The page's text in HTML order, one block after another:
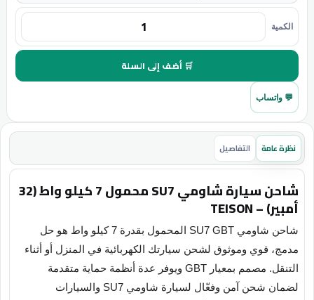
الكمية
🛒 أضف إلى السلة
💬 واتساب
نظرة عامة التفاصيل
شاحن سيارة شاومي SU7 محمول 7 كيلو واط (32
أمبير) – TEISON
شاحن شاومي SU7 GBT المحمول بقدرة 7 كيلو واط هو حل
مدمج، قوي وموثوق لشحن سيارتك الكهربائية في المنزل أو أثناء
التنقل. مصمم بمعيار GBT ويوفر عدة أنظمة حماية متقدمة
لضمان شحن آمن وفعّال لسيارة شاومي SU7 والسيارات